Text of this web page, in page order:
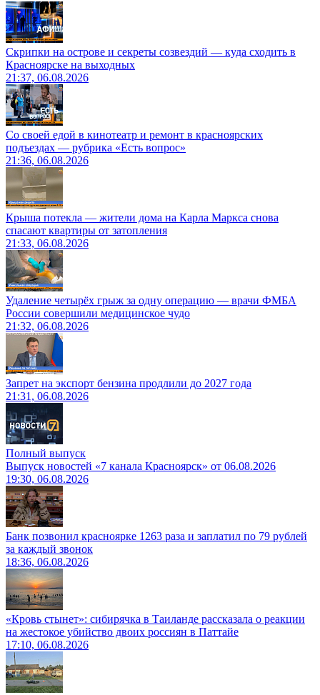
Скрипки на острове и секреты созвездий — куда сходить в
Красноярске на выходных
21:37, 06.08.2026
Со своей едой в кинотеатр и ремонт в красноярских
подъездах — рубрика «Есть вопрос»
21:36, 06.08.2026
Крыша потекла — жители дома на Карла Маркса снова
спасают квартиры от затопления
21:33, 06.08.2026
Удаление четырёх грыж за одну операцию — врачи ФМБА
России совершили медицинское чудо
21:32, 06.08.2026
Запрет на экспорт бензина продлили до 2027 года
21:31, 06.08.2026
Полный выпуск
Выпуск новостей «7 канала Красноярск» от 06.08.2026
19:30, 06.08.2026
Банк позвонил красноярке 1263 раза и заплатил по 79 рублей
за каждый звонок
18:36, 06.08.2026
«Кровь стынет»: сибирячка в Таиланде рассказала о реакции
на жестокое убийство двоих россиян в Паттайе
17:10, 06.08.2026